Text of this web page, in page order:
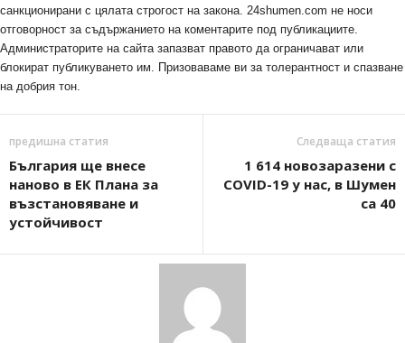
санкционирани с цялата строгост на закона. 24shumen.com не носи
отговорност за съдържанието на коментарите под публикациите.
Администраторите на сайта запазват правото да ограничават или
блокират публикуването им. Призоваваме ви за толерантност и спазване
на добрия тон.
предишна статия
България ще внесе
наново в ЕК Плана за
възстановяване и
устойчивост
Следваща статия
1 614 новозаразени с
COVID-19 у нас, в Шумен
са 40